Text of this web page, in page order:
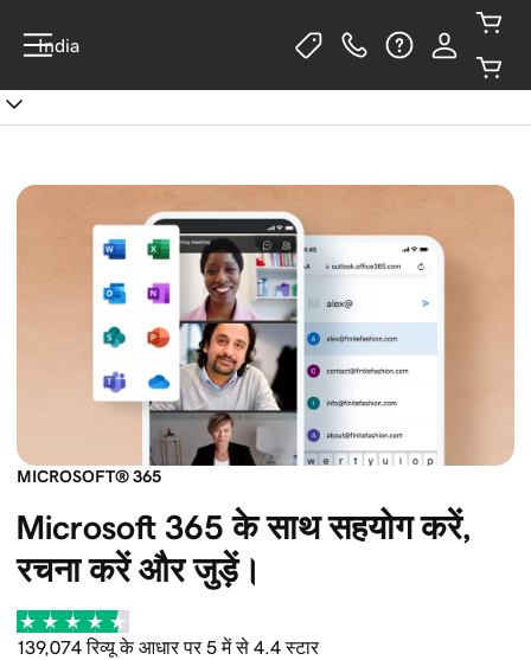
India
MICROSOFT® 365
Microsoft 365 के साथ सहयोग करें,
रचना करें और जुड़ें।
139,074 रिव्यू के आधार पर 5 में से 4.4 स्टार